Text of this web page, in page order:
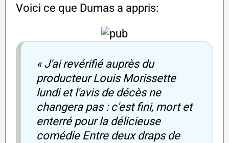
Voici ce que Dumas a appris:
« J'ai revérifié auprès du
producteur Louis Morissette
lundi et l'avis de décès ne
changera pas : c'est fini, mort et
enterré pour la délicieuse
comédie Entre deux draps de